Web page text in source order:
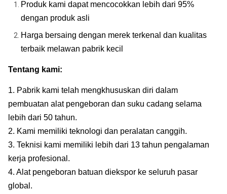
Produk kami dapat mencocokkan lebih dari 95%
dengan produk asli
Harga bersaing dengan merek terkenal dan kualitas
terbaik melawan pabrik kecil
Tentang kami:
1. Pabrik kami telah mengkhususkan diri dalam
pembuatan alat pengeboran dan suku cadang selama
lebih dari 50 tahun.
2. Kami memiliki teknologi dan peralatan canggih.
3. Teknisi kami memiliki lebih dari 13 tahun pengalaman
kerja profesional.
4. Alat pengeboran batuan diekspor ke seluruh pasar
global.